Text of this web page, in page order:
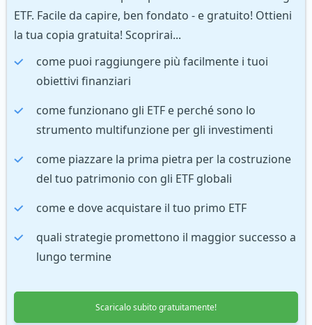
ETF. Facile da capire, ben fondato - e gratuito! Ottieni
la tua copia gratuita! Scoprirai...
come puoi raggiungere più facilmente i tuoi
obiettivi finanziari
come funzionano gli ETF e perché sono lo
strumento multifunzione per gli investimenti
come piazzare la prima pietra per la costruzione
del tuo patrimonio con gli ETF globali
come e dove acquistare il tuo primo ETF
quali strategie promettono il maggior successo a
lungo termine
Scaricalo subito gratuitamente!